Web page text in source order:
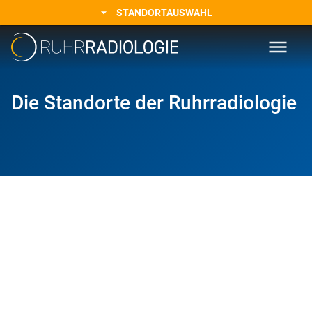
ändern sich. Wir
werden zur:
STANDORTAUSWAHL
Die Standorte der Ruhrradiologie